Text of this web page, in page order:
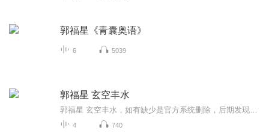
郭福星《青囊奥语》
6 5039
郭福星 玄空丰水
4 740